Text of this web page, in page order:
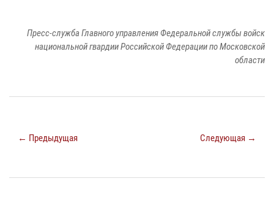
Пресс-служба Главного управления Федеральной службы войск
национальной гвардии Российской Федерации по Московской
области
← Предыдущая Следующая →